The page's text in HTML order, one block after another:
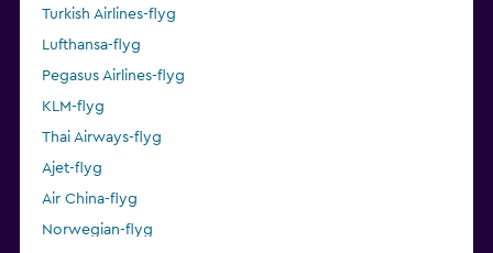
Turkish Airlines-flyg
Lufthansa-flyg
Pegasus Airlines-flyg
KLM-flyg
Thai Airways-flyg
Ajet-flyg
Air China-flyg
Norwegian-flyg